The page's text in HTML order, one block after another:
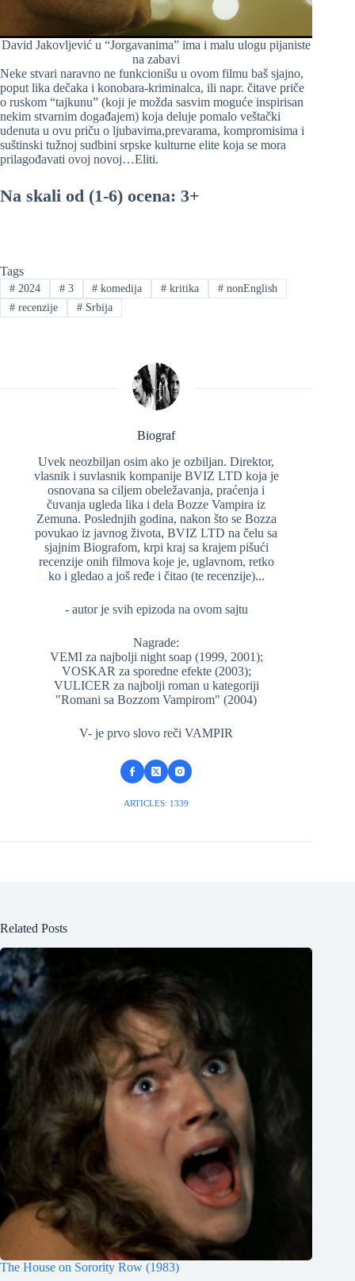
David Jakovljević u “Jorgavanima” ima i malu ulogu pijaniste
na zabavi
Neke stvari naravno ne funkcionišu u ovom filmu baš sjajno,
poput lika dečaka i konobara-kriminalca, ili napr. čitave priče
o ruskom “tajkunu” (koji je možda sasvim moguće inspirisan
nekim stvarnim događajem) koja deluje pomalo veštački
udenuta u ovu priču o ljubavima,prevarama, kompromisima i
suštinski tužnoj sudbini srpske kulturne elite koja se mora
prilagođavati ovoj novoj…Eliti.
Na skali od (1-6) ocena: 3+
Tags
#2024 #3 # komedija # kritika # nonEnglish
#recenzije #Srbija
Biograf
Uvek neozbiljan osim ako je ozbiljan. Direktor,
vlasnik i suvlasnik kompanije BVIZ LTD koja je
osnovana sa ciljem obeležavanja, praćenja i
čuvanja ugleda lika i dela Bozze Vampira iz
Zemuna. Poslednjih godina, nakon što se Bozza
povukao iz javnog života, BVIZ LTD na čelu sa
sjajnim Biografom, krpi kraj sa krajem pišući
recenzije onih filmova koje je, uglavnom, retko
ko i gledao a još ređe i čitao (te recenzije)...
- autor je svih epizoda na ovom sajtu
Nagrade:
VEMI za najbolji night soap (1999, 2001);
VOSKAR za sporedne efekte (2003);
VULICER za najbolji roman u kategoriji
"Romani sa Bozzom Vampirom" (2004)
V- je prvo slovo reči VAMPIR
ARTICLES: 1339
Related Posts
The House on Sorority Row (1983)